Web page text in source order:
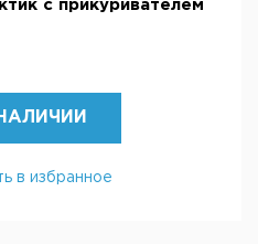
с прикуривателем
в избранное